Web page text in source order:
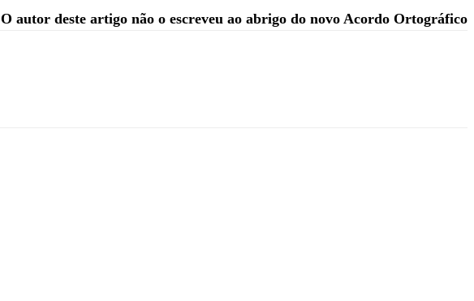
O autor deste artigo não o escreveu ao abrigo do novo Acordo Ortográfico